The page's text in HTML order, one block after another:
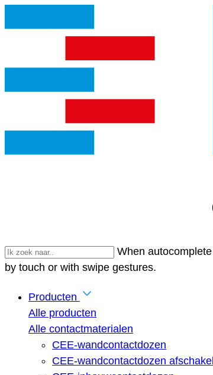
When
by touch or with swipe gestures.
Producten
Alle producten
Alle contactmaterialen
CEE-wandcontactdozen
CEE-wandcontactdozen